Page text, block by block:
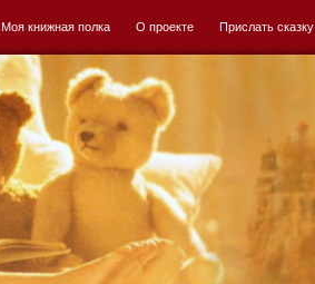
Моя книжная полка О проекте Прислать сказку